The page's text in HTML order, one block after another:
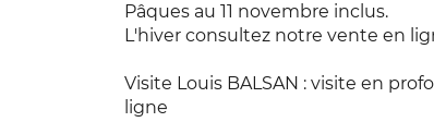
Pâques au 11 novembre inclus.
L'hiver consultez notre vente en
Visite Louis BALSAN : visite en
ligne